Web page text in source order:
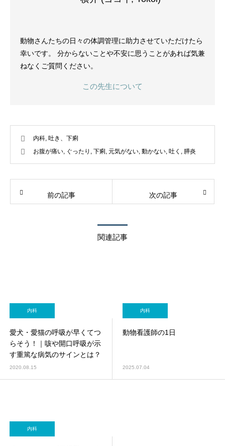
動物さんたちの日々の体調管理に助力させていただけたら
幸いです。 分からないことや不安に思うことがあれば気兼
ねなくご質問ください。
この先生について
内科, 吐き、下痢
お腹が痛い, ぐったり , 下痢, 元気がない, 動かない, 吐く , 膵炎
前の記事 次の記事
関連記事
内科
愛犬・愛猫の呼吸が早くてつ
らそう！｜咳や開口呼吸が示
す重篤な病気のサインとは？
2020.08.15
内科
動物看護師の1日
2025.07.04
内科